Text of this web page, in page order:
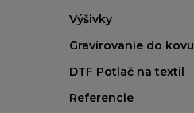
Výšivky
Gravírovanie do kovu
DTF Potlač na textil
Referencie